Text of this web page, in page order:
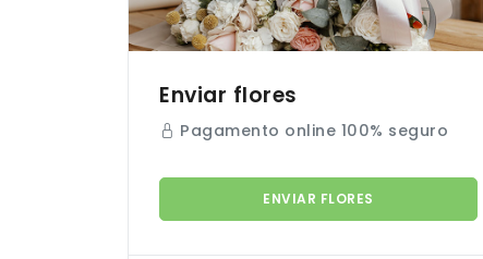
Enviar flores
Pagamento online 100% seguro
ENVIAR FLORES